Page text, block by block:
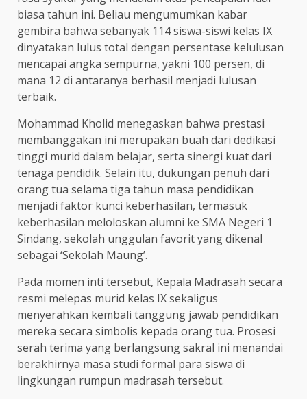
biasa tahun ini. Beliau mengumumkan kabar
gembira bahwa sebanyak 114 siswa-siswi kelas IX
dinyatakan lulus total dengan persentase kelulusan
mencapai angka sempurna, yakni 100 persen, di
mana 12 di antaranya berhasil menjadi lulusan
terbaik.
Mohammad Kholid menegaskan bahwa prestasi
membanggakan ini merupakan buah dari dedikasi
tinggi murid dalam belajar, serta sinergi kuat dari
tenaga pendidik. Selain itu, dukungan penuh dari
orang tua selama tiga tahun masa pendidikan
menjadi faktor kunci keberhasilan, termasuk
keberhasilan meloloskan alumni ke SMA Negeri 1
Sindang, sekolah unggulan favorit yang dikenal
sebagai ‘Sekolah Maung’.
Pada momen inti tersebut, Kepala Madrasah secara
resmi melepas murid kelas IX sekaligus
menyerahkan kembali tanggung jawab pendidikan
mereka secara simbolis kepada orang tua. Prosesi
serah terima yang berlangsung sakral ini menandai
berakhirnya masa studi formal para siswa di
lingkungan rumpun madrasah tersebut.